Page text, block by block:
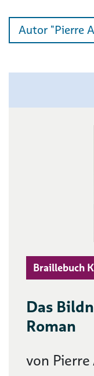
Autor "Pierre
Braillebuch
Das
Roman
von